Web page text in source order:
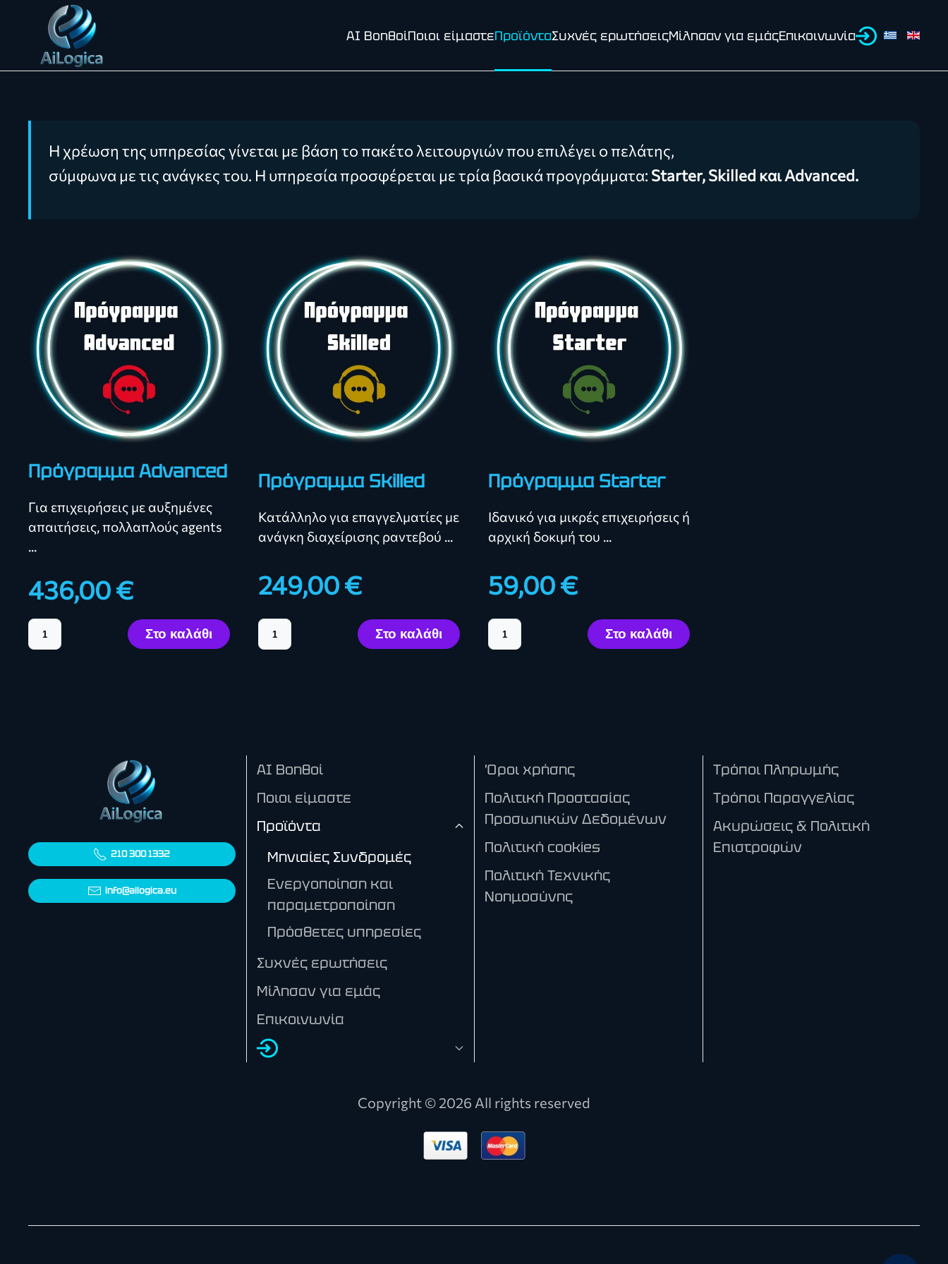
Skip to main content AI ΒοηθοίΠοιοι είμαστεΠροϊόνταΣυχνές ερωτήσειςΜίλησαν για εμάςΕπικοινωνία
Η χρέωση της υπηρεσίας γίνεται με βάση το πακέτο λειτουργιών που επιλέγει ο πελάτης,
σύμφωνα με τις ανάγκες του. Η υπηρεσία προσφέρεται με τρία βασικά προγράμματα: Starter, Skilled και Advanced.
Πρόγραμμα Advanced
Για επιχειρήσεις με αυξημένες
απαιτήσεις, πολλαπλούς agents
...
436,00 €
Πρόγραμμα Skilled
Κατάλληλο για επαγγελματίες με
ανάγκη διαχείρισης ραντεβού ...
249,00 €
Πρόγραμμα Starter
Ιδανικό για μικρές επιχειρήσεις ή
αρχική δοκιμή του ...
59,00 €
210 300 1332
info@ailogica.eu
AI Βοηθοί
Ποιοι είμαστε
Προϊόντα
Μηνιαίες Συνδρομές
Ενεργοποίηση και
παραμετροποίηση
Πρόσθετες υπηρεσίες
Συχνές ερωτήσεις
Μίλησαν για εμάς
Επικοινωνία
Όροι χρήσης
Πολιτική Προστασίας
Προσωπικών Δεδομένων
Πολιτική cookies
Πολιτική Τεχνικής
Νοημοσύνης
Τρόποι Πληρωμής
Τρόποι Παραγγελίας
Ακυρώσεις & Πολιτική
Επιστροφών
Copyright © 2026 All rights reserved